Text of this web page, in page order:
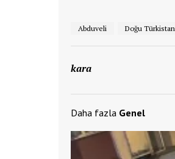
Abduveli Doğu Türkistan
kara
Daha fazla Genel